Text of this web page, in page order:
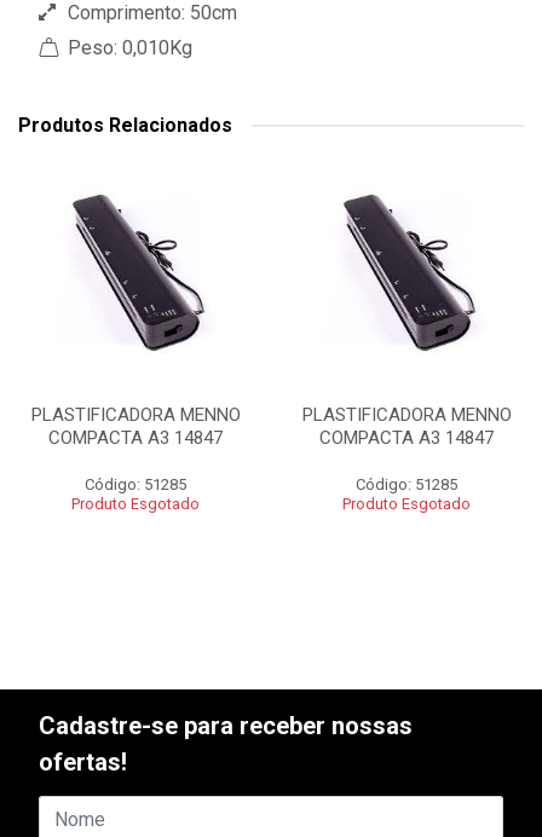
Comprimento: 50cm
Peso: 0,010Kg
Produtos Relacionados
PLASTIFICADORA MENNO
COMPACTA A3 14847
Código: 51285
Produto Esgotado
PLASTIFICADORA MENNO
COMPACTA A3 14847
Código: 51285
Produto Esgotado
Cadastre-se para receber nossas
ofertas!